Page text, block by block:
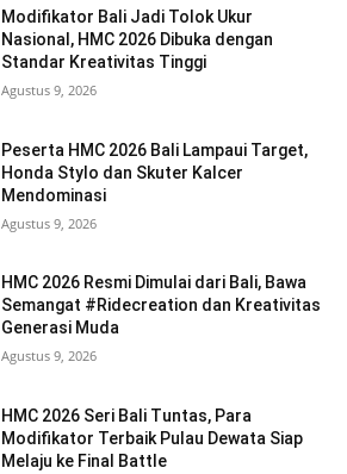
Modifikator Bali Jadi Tolok Ukur
Nasional, HMC 2026 Dibuka dengan
Standar Kreativitas Tinggi
Agustus 9, 2026
Peserta HMC 2026 Bali Lampaui Target,
Honda Stylo dan Skuter Kalcer
Mendominasi
Agustus 9, 2026
HMC 2026 Resmi Dimulai dari Bali, Bawa
Semangat #Ridecreation dan Kreativitas
Generasi Muda
Agustus 9, 2026
HMC 2026 Seri Bali Tuntas, Para
Modifikator Terbaik Pulau Dewata Siap
Melaju ke Final Battle